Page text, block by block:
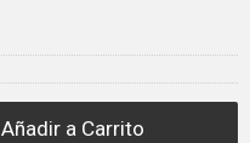
Añadir a Carrito